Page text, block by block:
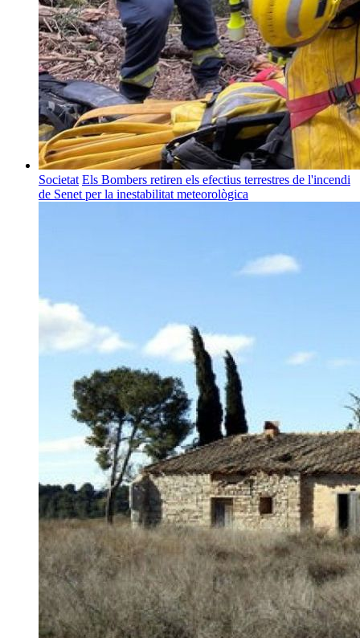
Societat Els Bombers retiren els efectius terrestres de l'incendi
de Senet per la inestabilitat meteorològica